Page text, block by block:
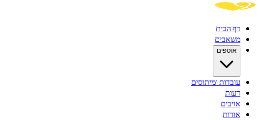
דף הבית
משאבים
אוספים
עובדות ומיתוסים
דעות
אויבים
אודות